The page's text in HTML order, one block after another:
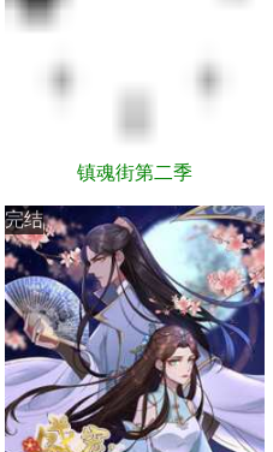
镇魂街第二季
完结